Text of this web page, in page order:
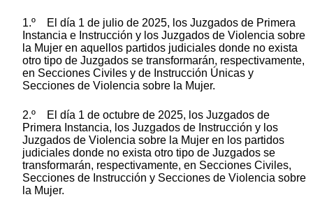
1.º El día 1 de julio de 2025, los Juzgados de Primera
Instancia e Instrucción y los Juzgados de Violencia sobre
la Mujer en aquellos partidos judiciales donde no exista
otro tipo de Juzgados se transformarán, respectivamente,
en Secciones Civiles y de Instrucción Únicas y
Secciones de Violencia sobre la Mujer.
2.º El día 1 de octubre de 2025, los Juzgados de
Primera Instancia, los Juzgados de Instrucción y los
Juzgados de Violencia sobre la Mujer en los partidos
judiciales donde no exista otro tipo de Juzgados se
transformarán, respectivamente, en Secciones Civiles,
Secciones de Instrucción y Secciones de Violencia sobre
la Mujer.